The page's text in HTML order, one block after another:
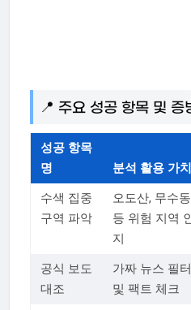
📍 주요 성공 항목 및 증
성공 항목
명
분석 활용 가치
수색 집중
구역 파악
오도산, 무수동
등 위험 지역
지
공식 보도
대조
가짜 뉴스 필
및 팩트 체크